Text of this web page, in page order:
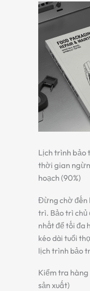
Lịch trình bảo
thời gian
hoạch (90%)
Đừng chờ đến
trì. Bảo trì chủ
nhất để tối đa
kéo dài tuổi
lịch trình bảo
Kiểm tra hàng
sản xuất)